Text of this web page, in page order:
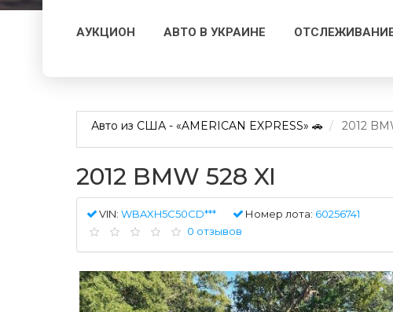
АУКЦИОН АВТО В УКРАИНЕ
Авто из США - «AMERICAN EXPRESS» 🚗 2012
2012 BMW 528 XI
VIN: WBAXH5C50CD*** Номер лота: 60256741
0 отзывов